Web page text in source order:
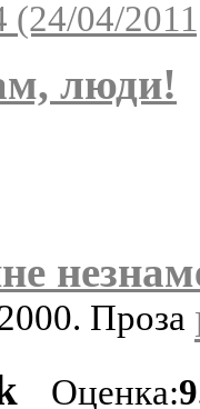
(24/04/
люди!
Проза
Оценка: